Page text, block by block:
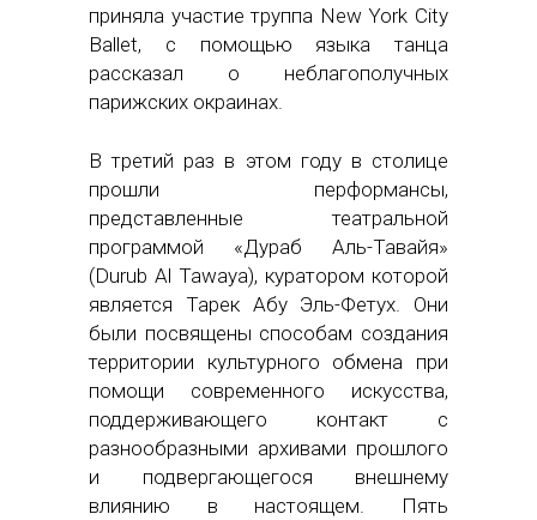
приняла участие труппа New York City
Ballet, с помощью языка танца
рассказал о неблагополучных
парижских окраинах.
В третий раз в этом году в столице
прошли перформансы,
представленные театральной
программой «Дураб Аль-Тавайя»
(Durub Al Tawaya), куратором которой
является Тарек Абу Эль-Фетух. Они
были посвящены способам создания
территории культурного обмена при
помощи современного искусства,
поддерживающего контакт с
разнообразными архивами прошлого
и подвергающегося внешнему
влиянию в настоящем. Пять